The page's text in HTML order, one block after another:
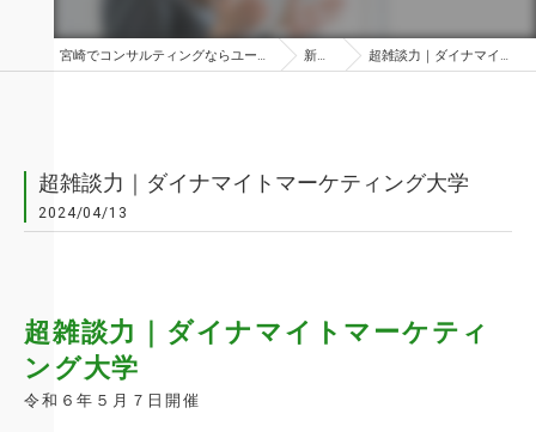
宮崎でコンサルティングならユーアンドミークリエイト株式会社 新着情報 超雑談力｜ダイナマイトマーケティング大学
超雑談力｜ダイナマイトマーケティング大学
2024/04/13
令和６年５月７日開催
超雑談力｜ダイナマイトマーケティ
ング大学